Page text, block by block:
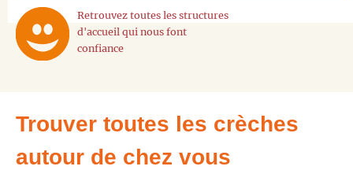
Retrouvez toutes les structures
d'accueil qui nous font
confiance
Trouver toutes les crèches
autour de chez vous